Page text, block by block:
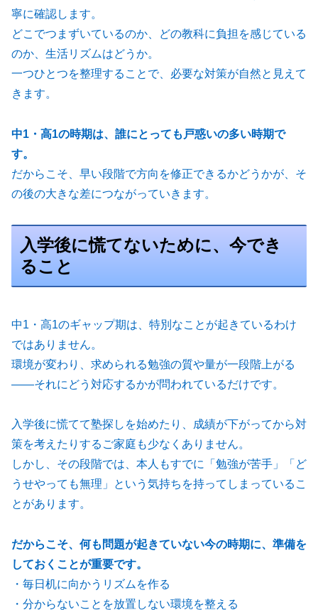
寧に確認します。
どこでつまずいているのか、どの教科に負担を感じている
のか、生活リズムはどうか。
一つひとつを整理することで、必要な対策が自然と見えて
きます。
中1・高1の時期は、誰にとっても戸惑いの多い時期で
す。
だからこそ、早い段階で方向を修正できるかどうかが、そ
の後の大きな差につながっていきます。
入学後に慌てないために、今でき
ること
中1・高1のギャップ期は、特別なことが起きているわけ
ではありません。
環境が変わり、求められる勉強の質や量が一段階上がる
――それにどう対応するかが問われているだけです。
入学後に慌てて塾探しを始めたり、成績が下がってから対
策を考えたりするご家庭も少なくありません。
しかし、その段階では、本人もすでに「勉強が苦手」「ど
うせやっても無理」という気持ちを持ってしまっているこ
とがあります。
だからこそ、何も問題が起きていない今の時期に、準備を
しておくことが重要です。
・毎日机に向かうリズムを作る
・分からないことを放置しない環境を整える